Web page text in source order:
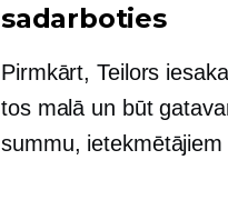
sadarboties
Pirmkārt, Teilors
tos malā un būt
summu,